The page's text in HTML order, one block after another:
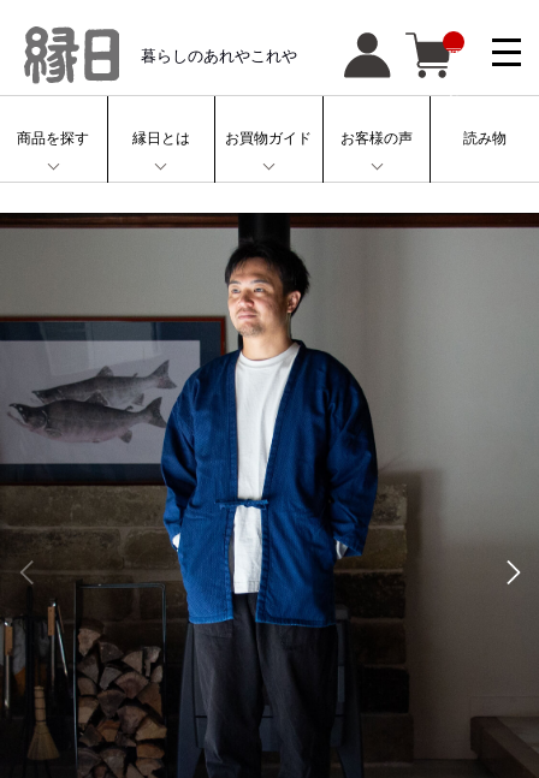
暮らしのあれやこれや
IT
M
C
商品を探す 縁日とは お買物ガイド お客様の声 読み物